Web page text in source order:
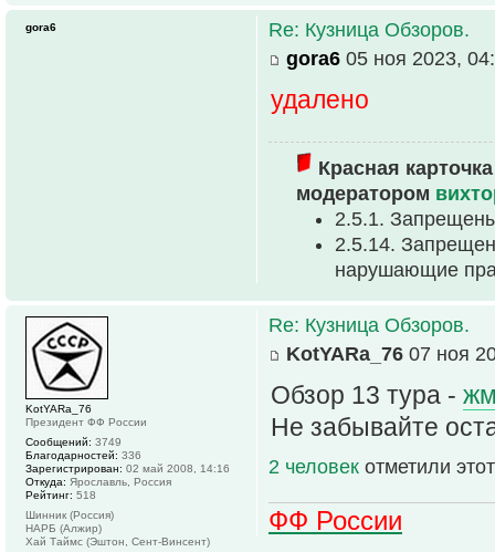
Re: Кузница Обзоров.
gora6 05 ноя 2023,
удалено
Красная
модератором
2.5.1.
2.5.14.
нарушающие
gora6
Re: Кузница Обзоров.
KotYARa_76 07 ноя
Обзор 13 тура -
Не забывайте
2 человек отметили
ФФ России
KotYARa_76
Президент ФФ России
Сообщений: 3749
Благодарностей: 336
Зарегистрирован: 02 май 2008, 14:16
Откуда: Ярославль, Россия
Рейтинг: 518
Шинник (Россия)
НАРБ (Алжир)
Хай Таймс (Эштон, Сент-Винсент)